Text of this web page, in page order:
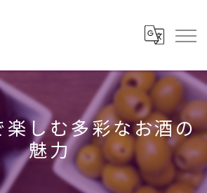
楽しむ多彩なお酒の
魅力